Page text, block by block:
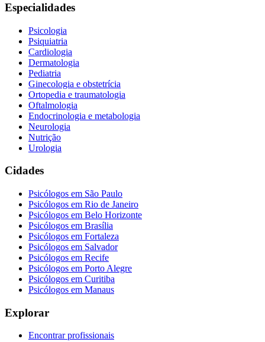
Especialidades
Psicologia
Psiquiatria
Cardiologia
Dermatologia
Pediatria
Ginecologia e obstetrícia
Ortopedia e traumatologia
Oftalmologia
Endocrinologia e metabologia
Neurologia
Nutrição
Urologia
Cidades
Psicólogos em São Paulo
Psicólogos em Rio de Janeiro
Psicólogos em Belo Horizonte
Psicólogos em Brasília
Psicólogos em Fortaleza
Psicólogos em Salvador
Psicólogos em Recife
Psicólogos em Porto Alegre
Psicólogos em Curitiba
Psicólogos em Manaus
Explorar
Encontrar profissionais